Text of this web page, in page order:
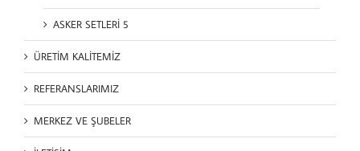
ASKER SETLERİ 5
ÜRETİM KALİTEMİZ
REFERANSLARIMIZ
MERKEZ VE ŞUBELER